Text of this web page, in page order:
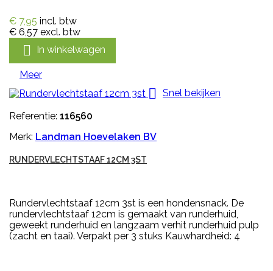
€ 7,95 incl. btw
€ 6,57 excl. btw
 In winkelwagen
Meer

Snel bekijken
Referentie: 116560
Merk: Landman Hoevelaken BV
RUNDERVLECHTSTAAF 12CM 3ST
Rundervlechtstaaf 12cm 3st is een hondensnack. De
rundervlechtstaaf 12cm is gemaakt van runderhuid,
geweekt runderhuid en langzaam verhit runderhuid pulp
(zacht en taai). Verpakt per 3 stuks Kauwhardheid: 4